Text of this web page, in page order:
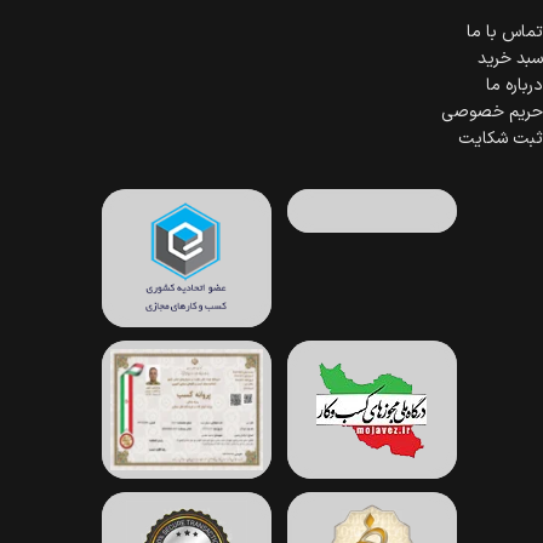
٢- نحوه‌ی درست کشیدن خط لب در ٧ مرحله آسان
٣- ٣ نکته آسان برای استفاده از خط لب.
در صورت استفاده صحیح، پرایمر باعث ماندگاری بیشتر رژ لب شما شده و از لک
١-١: پیشنهاد می‌کنیم خط لب را به کیت اصلی آرایش خود اضافه کنید، زیرا خط
لب باعث می‌شود رژ لب‌ها به لب‌های شما بچسبند. برای ماندگاری بیشتر رژ لب
ابتدا با استفاده از خط لب، خطوط لب‌های خود را تشکیل دهید و سپس با
استفاده از رژ لب، آن را پر کنید. یک پرایمر خوب به عنوان پایه‌ای که رژ لب روی
آن می‌چسبد نیز عمل می‌کند و رنگ واقعی رژ لب شما را نمایان می‌کند.
١-٢: خط لب از لک شدن لب جلوگیری می‌کند. با استفاده از یک خط لب و یک رژ
لب خوب، لب‌های شما دیگر لک و خون ریزی ندارند.
١-٣: خط لب را می‌توان برای ظاهری مات استفاده کرد. یک خط لب به تنهایی می
تماس با ما
سبد خرید
درباره ما
حریم خصوصی
ثبت شکایت